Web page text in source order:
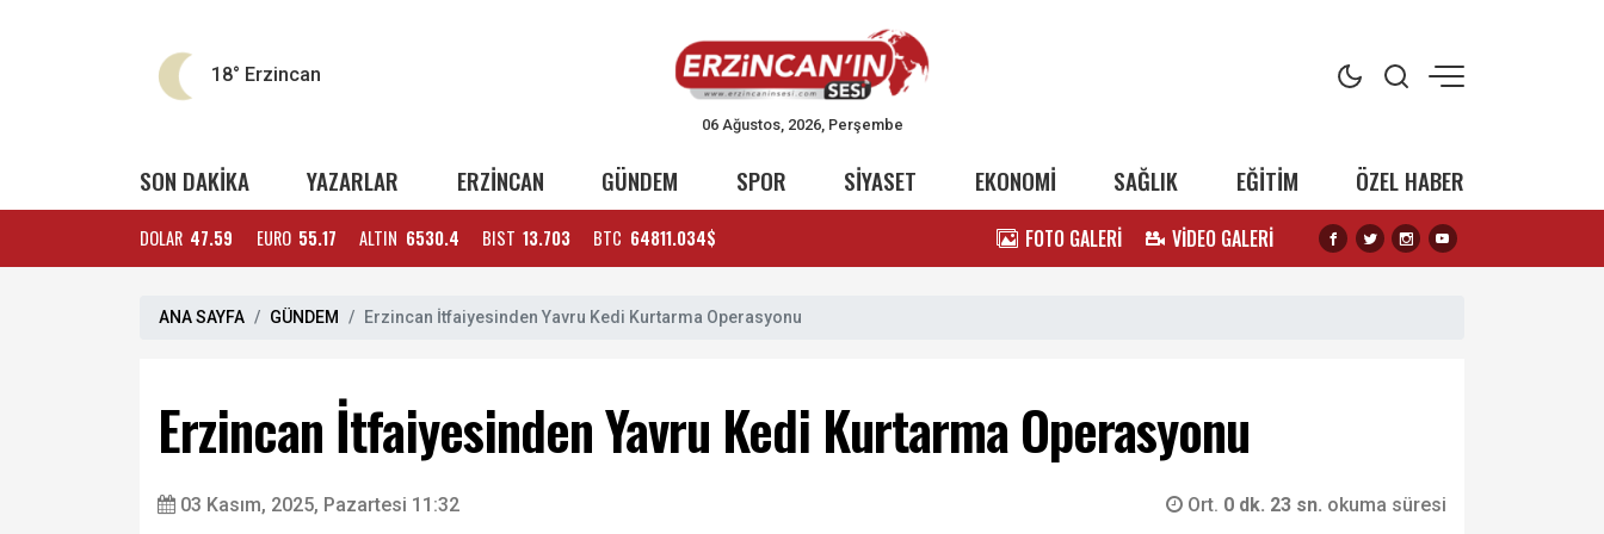
18° Erzincan
06 Ağustos, 2026, Perşembe
SON DAKİKA YAZARLAR ERZİNCAN GÜNDEM SPOR SİYASET EKONOMİ SAĞLIK EĞİTİM ÖZEL HABER
DOLAR 47.59 EURO 55.17 ALTIN 6530.4 BIST 13.703 BTC 64811.034$ FOTO GALERİ VİDEO GALERİ
ANA SAYFA GÜNDEM Erzincan İtfaiyesinden Yavru Kedi Kurtarma Operasyonu
Erzincan İtfaiyesinden Yavru Kedi Kurtarma Operasyonu
03 Kasım, 2025, Pazartesi 11:32 Ort. 0 dk. 23 sn. okuma süresi